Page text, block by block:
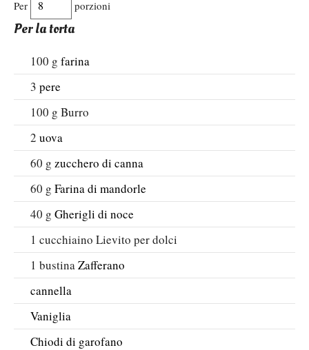
Per porzioni
Per la torta
100 g farina
3 pere
100 g Burro
2 uova
60 g zucchero di canna
60 g Farina di mandorle
40 g Gherigli di noce
1 cucchiaino Lievito per dolci
1 bustina Zafferano
cannella
Vaniglia
Chiodi di garofano